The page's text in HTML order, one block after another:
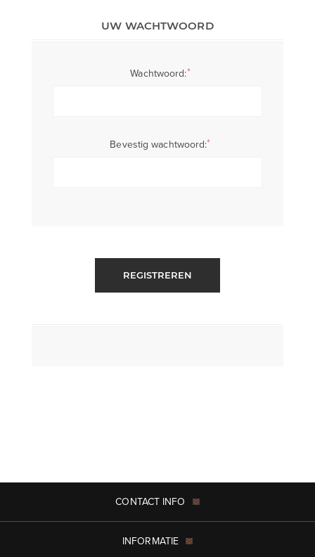
UW WACHTWOORD
Wachtwoord:*
Bevestig wachtwoord:*
REGISTREREN
CONTACT INFO
INFORMATIE